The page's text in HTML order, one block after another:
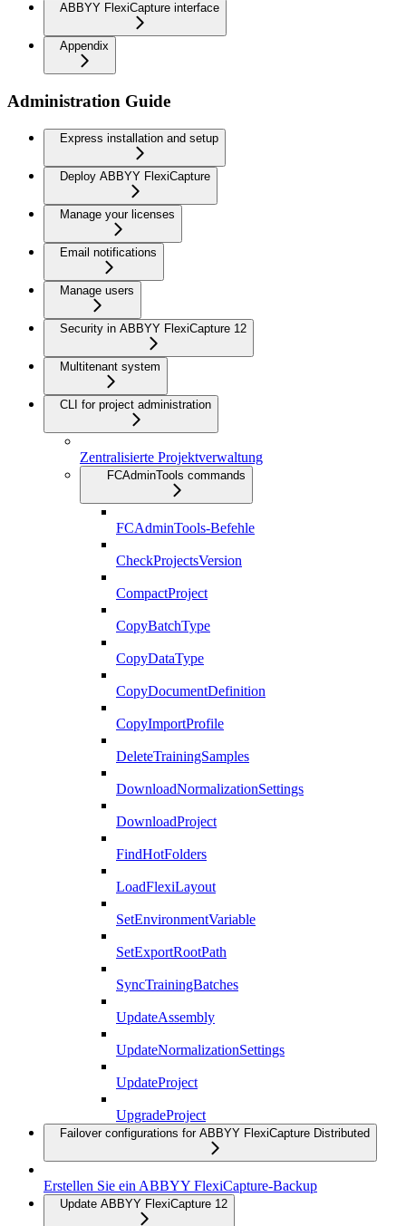
ABBYY FlexiCapture interface
Appendix
Administration Guide
Express installation and setup
Deploy ABBYY FlexiCapture
Manage your licenses
Email notifications
Manage users
Security in ABBYY FlexiCapture 12
Multitenant system
CLI for project administration
Zentralisierte Projektverwaltung
FCAdminTools commands
FCAdminTools-Befehle
CheckProjectsVersion
CompactProject
CopyBatchType
CopyDataType
CopyDocumentDefinition
CopyImportProfile
DeleteTrainingSamples
DownloadNormalizationSettings
DownloadProject
FindHotFolders
LoadFlexiLayout
SetEnvironmentVariable
SetExportRootPath
SyncTrainingBatches
UpdateAssembly
UpdateNormalizationSettings
UpdateProject
UpgradeProject
Failover configurations for ABBYY FlexiCapture Distributed
Erstellen Sie ein ABBYY FlexiCapture-Backup
Update ABBYY FlexiCapture 12